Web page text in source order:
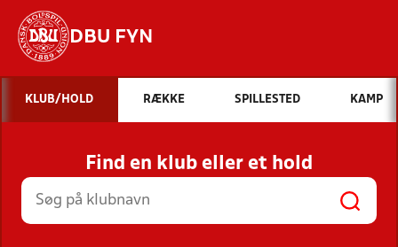
DBU FYN
Hvad vil du søge efter?
INDHOLD OG NYHEDER
STILLINGER, RESULTATER, KLUBBER OG
HOLD
KLUB/HOLD RÆKKE SPILLESTED KAMP
Find en klub eller et hold